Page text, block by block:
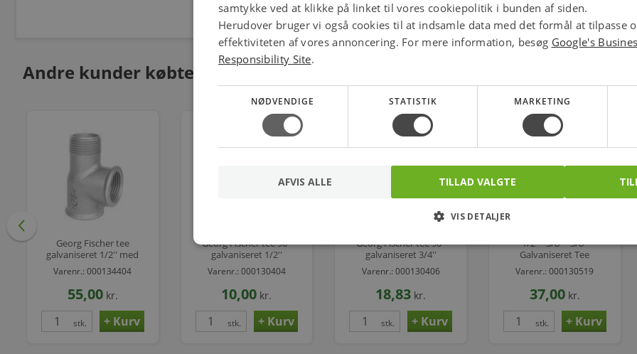
Andre kunder købte også
Georg Fischer tee
galvaniseret 1/2'' med
udvendig gevind på
hovedløb
Varenr.: 000134404
55,00 kr.
stk.
Georg Fischer tee 90°
galvaniseret 1/2''
Varenr.: 000130404
10,00 kr.
stk.
Georg Fischer tee 90°
galvaniseret 3/4''
Varenr.: 000130406
18,83 kr.
stk.
1/2" - 3/8" - 3/8"
Galvaniseret Tee
Varenr.: 000130519
37,00 kr.
stk.
samtykke ved at klikke på linket til vores cookiepolitik i bunden af siden.
Herudover bruger vi også cookies til at indsamle data med det formål at tilpasse
effektiviteten af vores annoncering. For mere information, besøg Google's
Responsibility Site.
NØDVENDIGE STATISTIK MARKETING
TILLAD VALGTE
AFVIS ALLE
VIS DETALJER